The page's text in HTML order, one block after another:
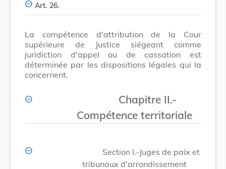
Art. 26.
La compétence d'attribution de la Cour
supérieure de Justice siégeant comme
juridiction d'appel ou de cassation est
déterminée par les dispositions légales qui la
concernent.
Chapitre II.-
Compétence territoriale
Section I.-Juges de paix et
tribunaux d'arrondissement